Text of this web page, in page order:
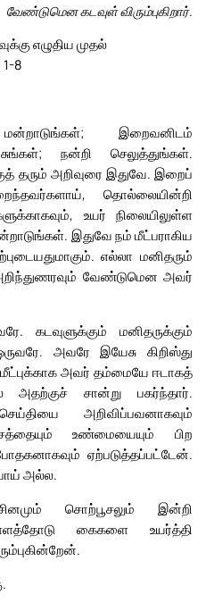
வேண்டுமென கடவுள் விரும்புகிறார்.
எழுதிய முதல்
1-8
இறைவனிடம்
நன்றி செலுத்துங்கள்.
தரும் அறிவுரை இதுவே. இறைப்
தொல்லையின்றி
உயர் நிலையிலுள்ள
இதுவே நம் மீட்பராகிய
எல்லா மனிதரும்
வேண்டுமென அவர்
கடவுளுக்கும் மனிதருக்கும்
அவரே இயேசு கிறிஸ்து
அவர் தம்மையே ஈடாகத்
அதற்குச் சான்று பகர்ந்தார்.
அறிவிப்பவனாகவும்
உண்மையையும் பிற
ஏற்படுத்தப்பட்டேன்.
அல்ல.
சொற்பூசலும் இன்றி
கைகளை உயர்த்தி